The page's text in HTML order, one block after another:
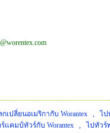
เปลี่ยนอเมริกากับ Worantex , ไป
แคมป์ทัวร์กับ Worantex, ไปทัวร์